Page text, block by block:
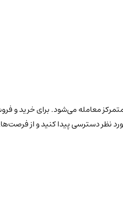
نظر دسترسی پیدا کنید و از